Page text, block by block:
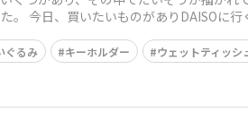
今日、買いたいものがありDAISOに
ぐるみ キーホルダー ウェットティッシ